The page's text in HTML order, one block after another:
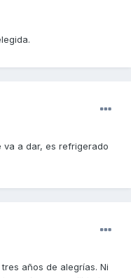
va a dar, es refrigerado
años de alegrías. Ni